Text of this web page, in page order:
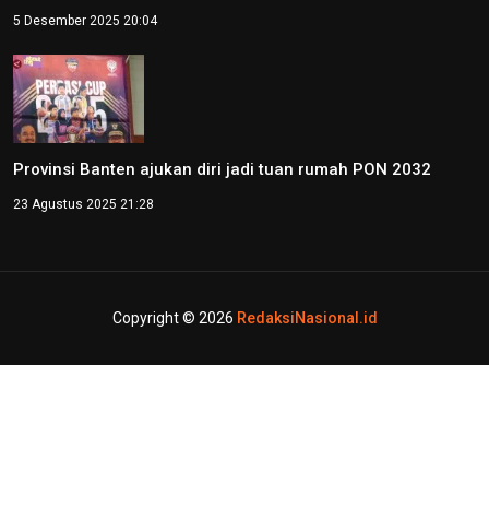
5 Desember 2025 20:04
Provinsi Banten ajukan diri jadi tuan rumah PON 2032
23 Agustus 2025 21:28
Copyright © 2026 RedaksiNasional.id